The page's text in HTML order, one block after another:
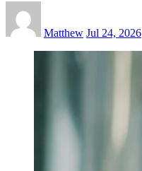
Matthew Jul 24, 2026